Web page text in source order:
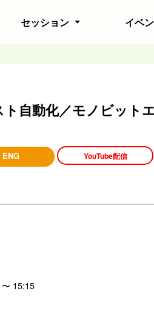
セッション イベ
自動化／モノビット
ENG YouTube配信
15:15